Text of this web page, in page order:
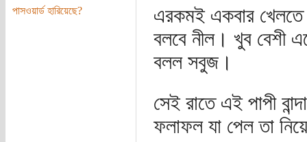
পাসওয়ার্ড হারিয়েছে?
এরকমই একবার খেলতে
বলবে নীল। খুব বেশী
বলল সবুজ।
সেই রাতে এই পাপী
ফলাফল যা পেল তা